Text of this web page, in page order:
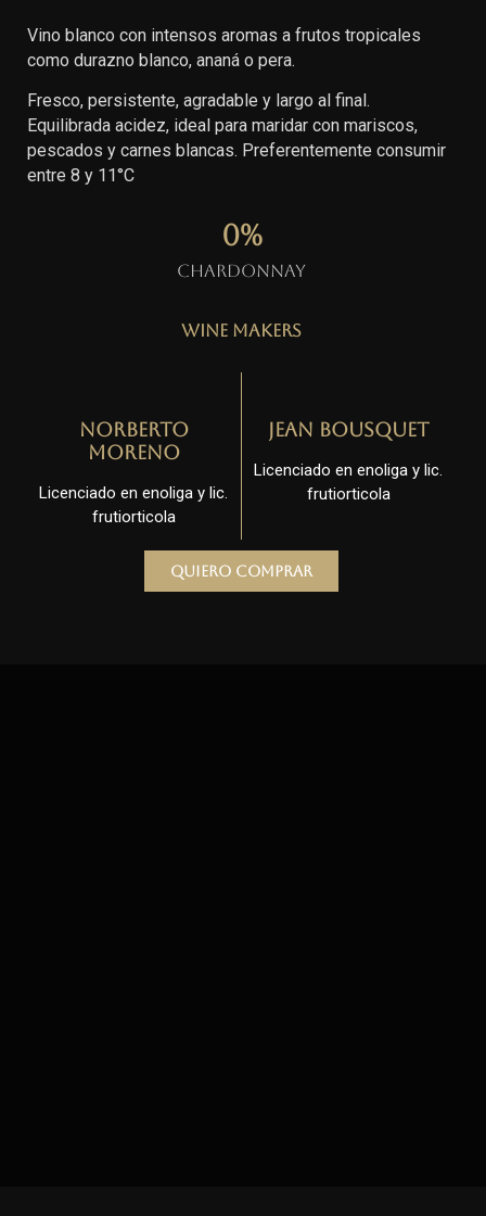
Vino blanco con intensos aromas a frutos tropicales
como durazno blanco, ananá o pera.
Fresco, persistente, agradable y largo al final.
Equilibrada acidez, ideal para maridar con mariscos,
pescados y carnes blancas. Preferentemente consumir
entre 8 y 11°C
Chardonnay
0%
Wine Makers
Norberto
Moreno
Licenciado en enoliga y lic.
frutiorticola
Jean Bousquet
Licenciado en enoliga y lic.
frutiorticola
Quiero comprar